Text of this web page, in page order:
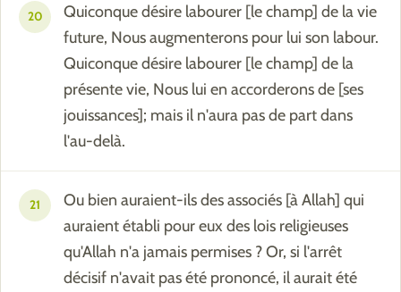
20
Quiconque désire labourer [le champ] de la vie
future, Nous augmenterons pour lui son labour.
Quiconque désire labourer [le champ] de la
présente vie, Nous lui en accorderons de [ses
jouissances]; mais il n'aura pas de part dans
l'au-delà.
21
Ou bien auraient-ils des associés [à Allah] qui
auraient établi pour eux des lois religieuses
qu'Allah n'a jamais permises ? Or, si l'arrêt
décisif n'avait pas été prononcé, il aurait été